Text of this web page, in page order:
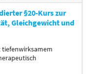
|
|
§20-Kurs zur
Gleichgewicht und
tiefenwirksamem